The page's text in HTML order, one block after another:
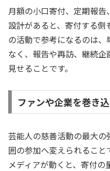
月額の小口寄付、定期報
設計があると、寄付する
の活動で参考になるのは
なく、報告や再訪、継続
見せることです。
ファンや企業を巻き
芸能人の慈善活動の最大
囲の参加へ変えられること
メディアが動くと、寄付